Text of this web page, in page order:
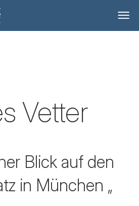
Vetter
Blick auf den
in München „